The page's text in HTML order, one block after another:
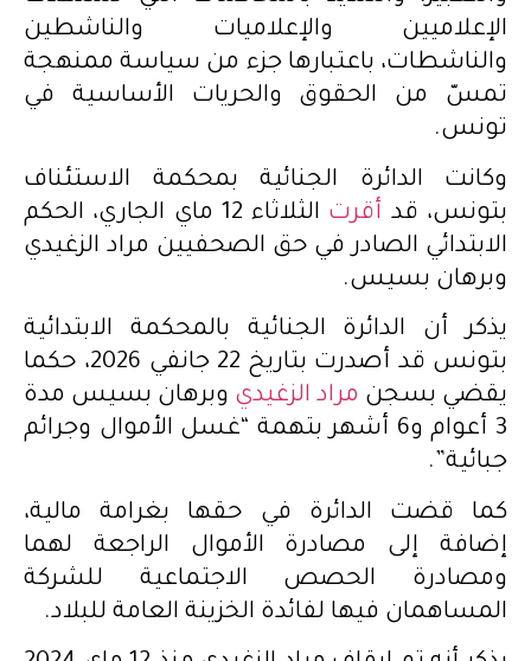
الإعلاميين والإعلاميات والناشطين
والناشطات، باعتبارها جزء من سياسة ممنهجة
تمسّ من الحقوق والحريات الأساسية في
تونس.
وكانت الدائرة الجنائية بمحكمة الاستئناف
بتونس، قد أقرت
الثلاثاء 12 ماي الجاري، الحكم
الابتدائي الصادر في حق الصحفيين مراد الزغيدي
وبرهان بسيس.
يذكر أن الدائرة الجنائية بالمحكمة الابتدائية
بتونس قد أصدرت بتاريخ 22 جانفي 2026، حكما
يقضي بسجن مراد الزغيدي وبرهان بسيس مدة
3 أعوام و6 أشهر بتهمة “غسل الأموال وجرائم
جبائية”.
كما قضت الدائرة في حقها بغرامة مالية،
إضافة إلى مصادرة الأموال الراجعة لهما
ومصادرة الحصص الاجتماعية للشركة
المساهمان فيها لفائدة الخزينة العامة للبلاد.